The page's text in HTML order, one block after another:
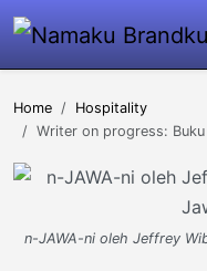
Home
Hospitality
Writer on progress:
n-JAWA-ni oleh Jeffrey